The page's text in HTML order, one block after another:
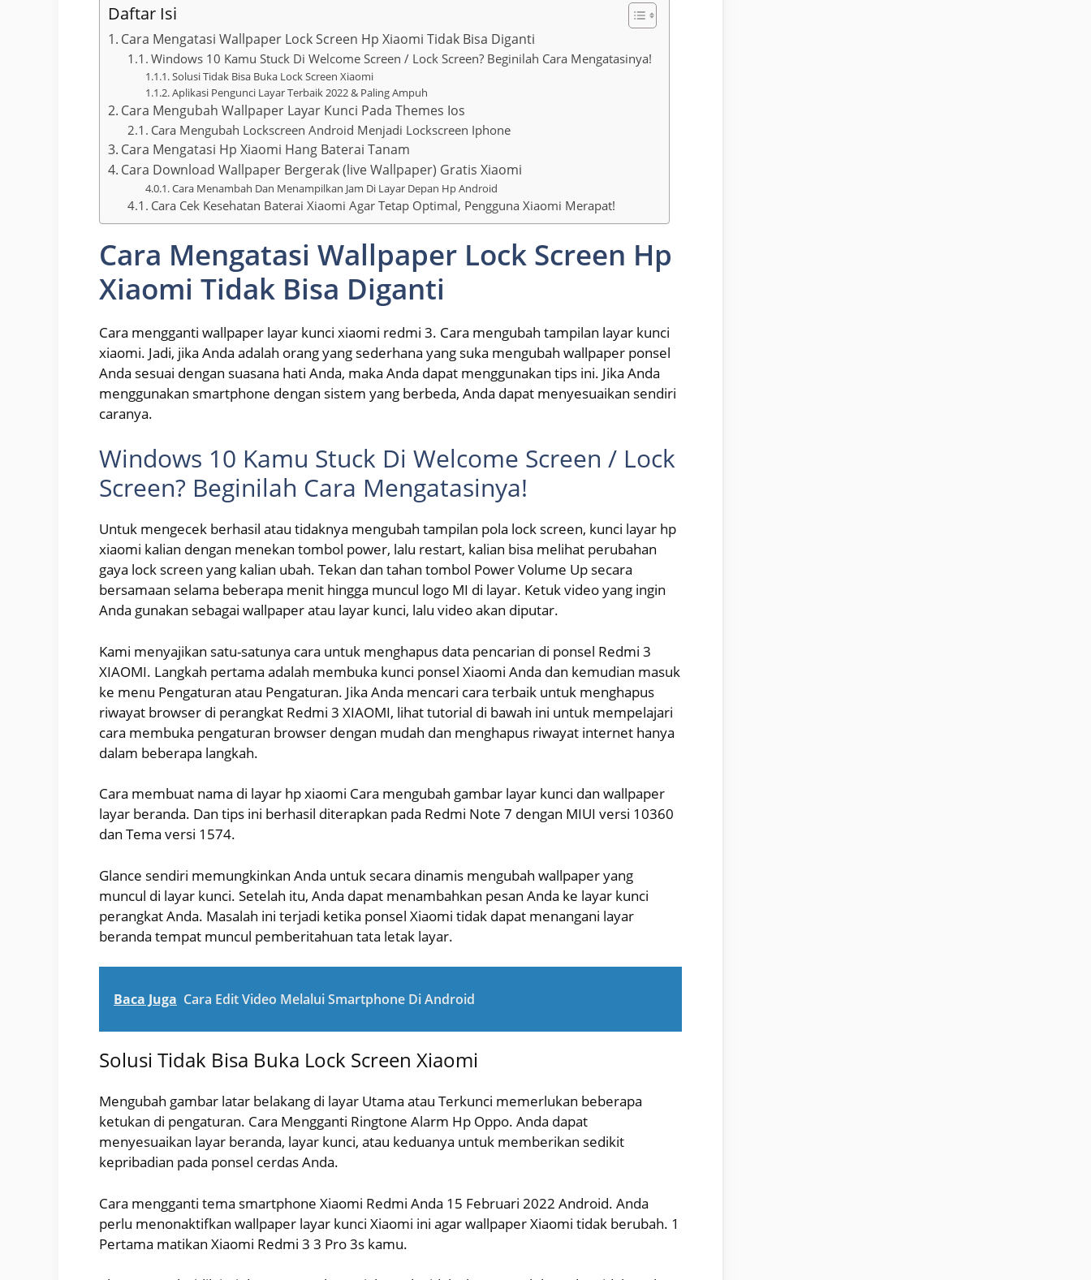
Daftar Isi
Cara Mengatasi Wallpaper Lock Screen Hp Xiaomi Tidak Bisa Diganti
Windows 10 Kamu Stuck Di Welcome Screen / Lock Screen? Beginilah Cara Mengatasinya!
Solusi Tidak Bisa Buka Lock Screen Xiaomi
Aplikasi Pengunci Layar Terbaik 2022 & Paling Ampuh
Cara Mengubah Wallpaper Layar Kunci Pada Themes Ios
Cara Mengubah Lockscreen Android Menjadi Lockscreen Iphone
Cara Mengatasi Hp Xiaomi Hang Baterai Tanam
Cara Download Wallpaper Bergerak (live Wallpaper) Gratis Xiaomi
Cara Menambah Dan Menampilkan Jam Di Layar Depan Hp Android
Cara Cek Kesehatan Baterai Xiaomi Agar Tetap Optimal, Pengguna Xiaomi Merapat!
Cara Mengatasi Wallpaper Lock Screen Hp
Xiaomi Tidak Bisa Diganti
Cara mengganti wallpaper layar kunci xiaomi redmi 3. Cara mengubah tampilan layar kunci
xiaomi. Jadi, jika Anda adalah orang yang sederhana yang suka mengubah wallpaper ponsel
Anda sesuai dengan suasana hati Anda, maka Anda dapat menggunakan tips ini. Jika Anda
menggunakan smartphone dengan sistem yang berbeda, Anda dapat menyesuaikan sendiri
caranya.
Windows 10 Kamu Stuck Di Welcome Screen / Lock
Screen? Beginilah Cara Mengatasinya!
Untuk mengecek berhasil atau tidaknya mengubah tampilan pola lock screen, kunci layar hp
xiaomi kalian dengan menekan tombol power, lalu restart, kalian bisa melihat perubahan
gaya lock screen yang kalian ubah. Tekan dan tahan tombol Power Volume Up secara
bersamaan selama beberapa menit hingga muncul logo MI di layar. Ketuk video yang ingin
Anda gunakan sebagai wallpaper atau layar kunci, lalu video akan diputar.
Kami menyajikan satu-satunya cara untuk menghapus data pencarian di ponsel Redmi 3
XIAOMI. Langkah pertama adalah membuka kunci ponsel Xiaomi Anda dan kemudian masuk
ke menu Pengaturan atau Pengaturan. Jika Anda mencari cara terbaik untuk menghapus
riwayat browser di perangkat Redmi 3 XIAOMI, lihat tutorial di bawah ini untuk mempelajari
cara membuka pengaturan browser dengan mudah dan menghapus riwayat internet hanya
dalam beberapa langkah.
Cara membuat nama di layar hp xiaomi Cara mengubah gambar layar kunci dan wallpaper
layar beranda. Dan tips ini berhasil diterapkan pada Redmi Note 7 dengan MIUI versi 10360
dan Tema versi 1574.
Glance sendiri memungkinkan Anda untuk secara dinamis mengubah wallpaper yang
muncul di layar kunci. Setelah itu, Anda dapat menambahkan pesan Anda ke layar kunci
perangkat Anda. Masalah ini terjadi ketika ponsel Xiaomi tidak dapat menangani layar
beranda tempat muncul pemberitahuan tata letak layar.
Baca Juga Cara Edit Video Melalui Smartphone Di Android
Solusi Tidak Bisa Buka Lock Screen Xiaomi
Mengubah gambar latar belakang di layar Utama atau Terkunci memerlukan beberapa
ketukan di pengaturan. Cara Mengganti Ringtone Alarm Hp Oppo. Anda dapat
menyesuaikan layar beranda, layar kunci, atau keduanya untuk memberikan sedikit
kepribadian pada ponsel cerdas Anda.
Cara mengganti tema smartphone Xiaomi Redmi Anda 15 Februari 2022 Android. Anda
perlu menonaktifkan wallpaper layar kunci Xiaomi ini agar wallpaper Xiaomi tidak berubah. 1
Pertama matikan Xiaomi Redmi 3 3 Pro 3s kamu.